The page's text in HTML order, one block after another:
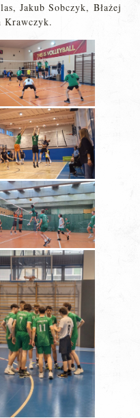
Jakub Sobczyk, Błażej
Krawczyk.